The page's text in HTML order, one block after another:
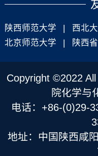
陕西师范大学 西北
北京师范大学
陕西
Copyright ©2022
院化学与
电话：+86-(0)29-
地址：中国陕西咸